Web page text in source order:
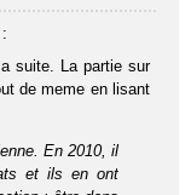
:
suite. La partie sur
de meme en lisant
En 2010, il
et ils en ont